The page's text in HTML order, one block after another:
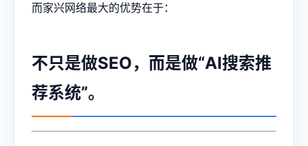
而家兴网络最大的优势在于：
不只是做SEO，而是做“AI搜索推
荐系统”。